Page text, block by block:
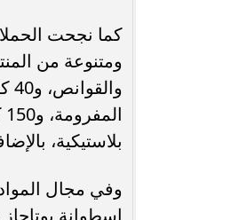
بلاستيكية، بالإضافة إلى 15 كجم دواجن و30